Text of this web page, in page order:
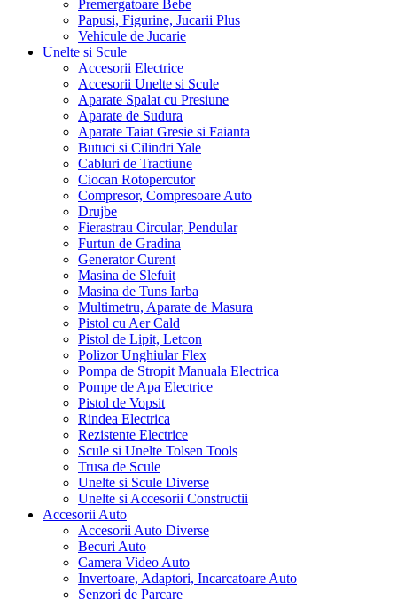
Premergatoare Bebe
Papusi, Figurine, Jucarii Plus
Vehicule de Jucarie
Unelte si Scule
Accesorii Electrice
Accesorii Unelte si Scule
Aparate Spalat cu Presiune
Aparate de Sudura
Aparate Taiat Gresie si Faianta
Butuci si Cilindri Yale
Cabluri de Tractiune
Ciocan Rotopercutor
Compresor, Compresoare Auto
Drujbe
Fierastrau Circular, Pendular
Furtun de Gradina
Generator Curent
Masina de Slefuit
Masina de Tuns Iarba
Multimetru, Aparate de Masura
Pistol cu Aer Cald
Pistol de Lipit, Letcon
Polizor Unghiular Flex
Pompa de Stropit Manuala Electrica
Pompe de Apa Electrice
Pistol de Vopsit
Rindea Electrica
Rezistente Electrice
Scule si Unelte Tolsen Tools
Trusa de Scule
Unelte si Scule Diverse
Unelte si Accesorii Constructii
Accesorii Auto
Accesorii Auto Diverse
Becuri Auto
Camera Video Auto
Invertoare, Adaptori, Incarcatoare Auto
Senzori de Parcare